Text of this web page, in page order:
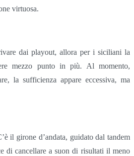
virtuosa.
dai playout, allora per i siciliani la
mezzo punto in più. Al momento,
la sufficienza appare eccessiva, ma
il girone d’andata, guidato dal tandem
di cancellare a suon di risultati il meno